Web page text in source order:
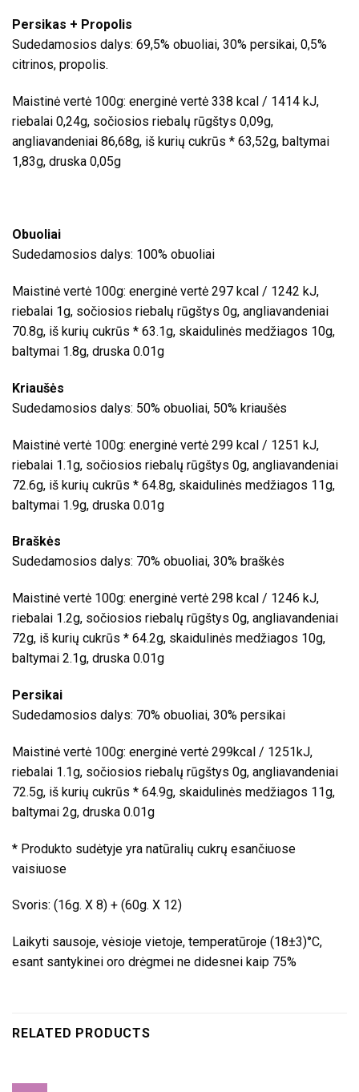
Persikas + Propolis
Sudedamosios dalys: 69,5% obuoliai, 30% persikai, 0,5%
citrinos, propolis.
Maistinė vertė 100g: energinė vertė 338 kcal / 1414 kJ,
riebalai 0,24g, sočiosios riebalų rūgštys 0,09g,
angliavandeniai 86,68g, iš kurių cukrūs * 63,52g, baltymai
1,83g, druska 0,05g
Obuoliai
Sudedamosios dalys: 100% obuoliai
Maistinė vertė 100g: energinė vertė 297 kcal / 1242 kJ,
riebalai 1g, sočiosios riebalų rūgštys 0g, angliavandeniai
70.8g, iš kurių cukrūs * 63.1g, skaidulinės medžiagos 10g,
baltymai 1.8g, druska 0.01g
Kriaušės
Sudedamosios dalys: 50% obuoliai, 50% kriaušės
Maistinė vertė 100g: energinė vertė 299 kcal / 1251 kJ,
riebalai 1.1g, sočiosios riebalų rūgštys 0g, angliavandeniai
72.6g, iš kurių cukrūs * 64.8g, skaidulinės medžiagos 11g,
baltymai 1.9g, druska 0.01g
Braškės
Sudedamosios dalys: 70% obuoliai, 30% braškės
Maistinė vertė 100g: energinė vertė 298 kcal / 1246 kJ,
riebalai 1.2g, sočiosios riebalų rūgštys 0g, angliavandeniai
72g, iš kurių cukrūs * 64.2g, skaidulinės medžiagos 10g,
baltymai 2.1g, druska 0.01g
Persikai
Sudedamosios dalys: 70% obuoliai, 30% persikai
Maistinė vertė 100g: energinė vertė 299kcal / 1251kJ,
riebalai 1.1g, sočiosios riebalų rūgštys 0g, angliavandeniai
72.5g, iš kurių cukrūs * 64.9g, skaidulinės medžiagos 11g,
baltymai 2g, druska 0.01g
* Produkto sudėtyje yra natūralių cukrų esančiuose
vaisiuose
Svoris: (16g. X 8) + (60g. X 12)
Laikyti sausoje, vėsioje vietoje, temperatūroje (18±3)°C,
esant santykinei oro drėgmei ne didesnei kaip 75%
RELATED PRODUCTS